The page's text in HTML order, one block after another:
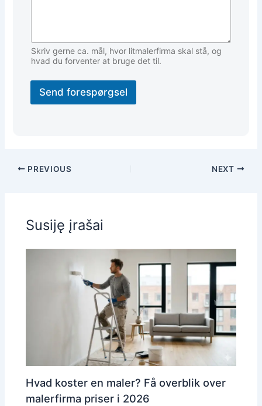
Skriv gerne ca. mål, hvor litmalerfirma skal stå, og
hvad du forventer at bruge det til.
Send forespørgsel
PREVIOUS NEXT
Susiję įrašai
Hvad koster en maler? Få overblik over
malerfirma priser i 2026